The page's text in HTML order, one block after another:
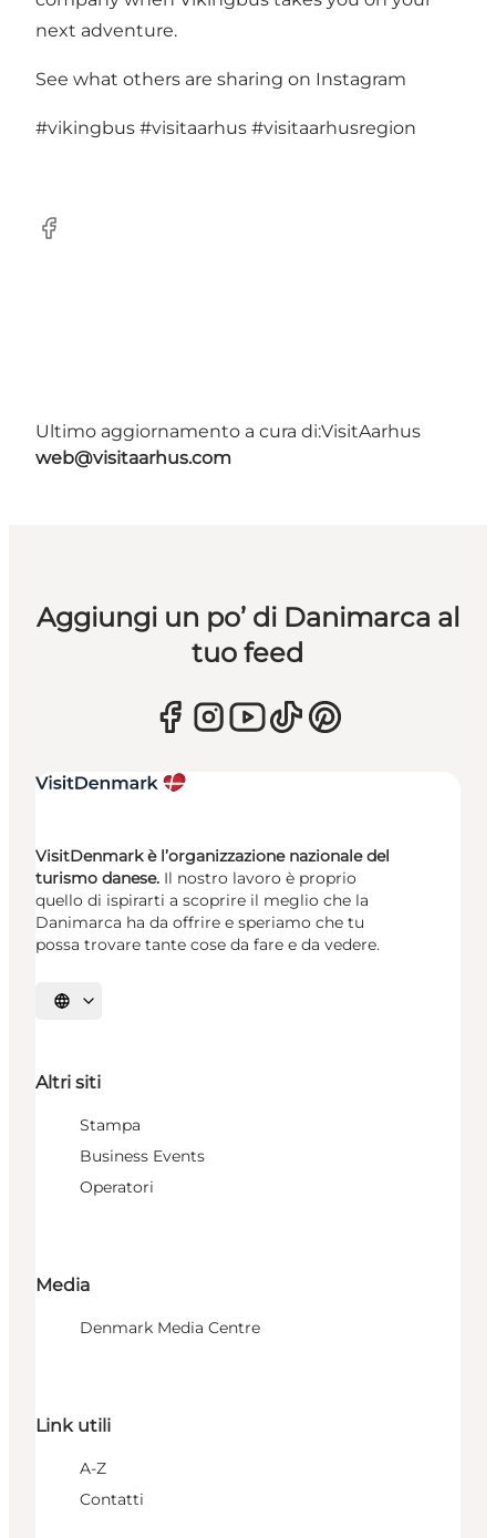
next adventure.
See what others are sharing on Instagram
#vikingbus #visitaarhus #visitaarhusregion
Facebook
Ultimo aggiornamento a cura di:VisitAarhus
web@visitaarhus.com
Aggiungi un po’ di Danimarca al
tuo feed
VisitDenmark è l’organizzazione nazionale del
turismo danese. Il nostro lavoro è proprio
quello di ispirarti a scoprire il meglio che la
Danimarca ha da offrire e speriamo che tu
possa trovare tante cose da fare e da vedere.
Seleziona la lingua
Altri siti
Stampa
Business Events
Operatori
Media
Denmark Media Centre
Link utili
A-Z
Contatti